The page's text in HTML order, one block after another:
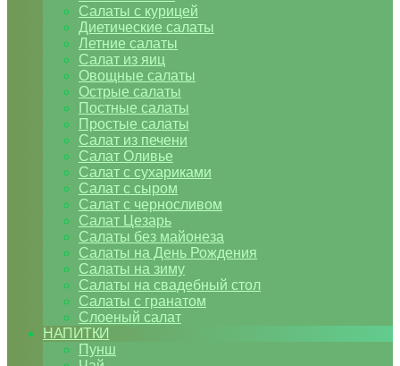
Салаты с курицей
Диетические салаты
Летние салаты
Салат из яиц
Овощные салаты
Острые салаты
Постные салаты
Простые салаты
Салат из печени
Салат Оливье
Салат с сухариками
Салат с сыром
Салат с черносливом
Салат Цезарь
Салаты без майонеза
Салаты на День Рождения
Салаты на зиму
Салаты на свадебный стол
Салаты с гранатом
Слоеный салат
НАПИТКИ
Пунш